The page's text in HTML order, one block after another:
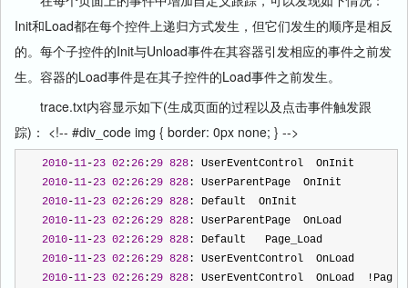
Init和Load都在每个控件上递归方式发生，但它们发生的顺序是相反
的。每个子控件的Init与Unload事件在其容器引发相应的事件之前发
生。容器的Load事件是在其子控件的Load事件之前发生。
trace.txt内容显示如下(生成页面的过程以及点击事件触发跟
踪)： <!-- #div_code img { border: 0px none; } -->
2010-11-23 02:26:29 828: UserEventControl  OnInit
2010-11-23 02:26:29 828: UserParentPage  OnInit
2010-11-23 02:26:29 828: Default  OnInit
2010-11-23 02:26:29 828: UserParentPage  OnLoad
2010-11-23 02:26:29 828: Default   Page_Load
2010-11-23 02:26:29 828: UserEventControl  OnLoad
2010-11-23 02:26:29 828: UserEventControl  OnLoad ! Pag